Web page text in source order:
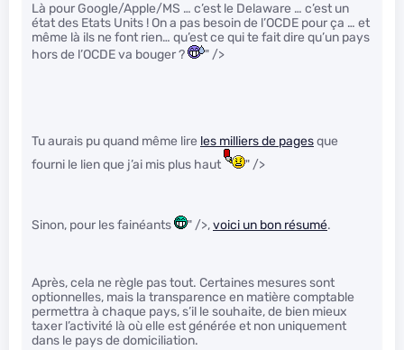
Là pour Google/Apple/MS … c’est le Delaware … c’est un
état des Etats Units ! On a pas besoin de l’OCDE pour ça … et
même là ils ne font rien… qu’est ce qui te fait dire qu’un pays
hors de l’OCDE va bouger ?
" />
Tu aurais pu quand même lire les milliers de pagesque
fourni le lien que j’ai mis plus haut
" />
Sinon, pour les fainéants " />,voici un bon résumé.
Après, cela ne règle pas tout. Certaines mesures sont
optionnelles, mais la transparence en matière comptable
permettra à chaque pays, s’il le souhaite, de bien mieux
taxer l’activité là où elle est générée et non uniquement
dans le pays de domiciliation.